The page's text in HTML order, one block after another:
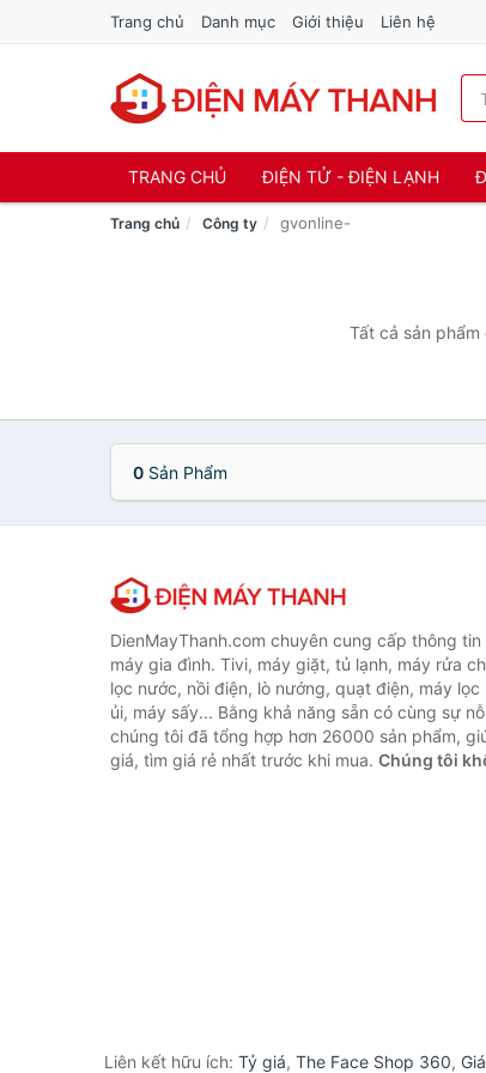
Trang chủ Danh mục Giới thiệu Liên hệ
TRANG CHỦ ĐIỆN TỬ - ĐIỆN LẠNH
Trang chủ Công ty gvonline-
Tất cả sản
0 Sản Phẩm
DienMayThanh.com chuyên cung cấp thông
máy gia đình. Tivi, máy giặt, tủ lạnh, máy rửa
lọc nước, nồi điện, lò nướng, quạt điện, máy
ủi, máy sấy... Bằng khả năng sẵn có cùng sự
chúng tôi đã tổng hợp hơn 26000 sản phẩm,
giá, tìm giá rẻ nhất trước khi mua. Chúng tôi
Liên kết hữu ích: Tỷ giá, The Face Shop 360,